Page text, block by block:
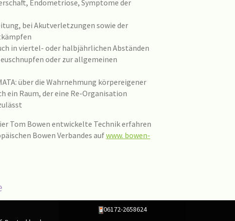
Endometriose, Symptome der
bei Akutverletzungen sowie der
in viertel- oder halbjährlichen Abständen
oder zur allgemeinen
über die Wahrnehmung körpereigener
ein Raum, der eine Re-Organisation
Tom Bowen entwickelte Technik erfahren
Bowen Verbandes aufwww. bowen-
06172-2658624